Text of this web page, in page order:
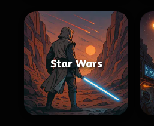
Star Wars